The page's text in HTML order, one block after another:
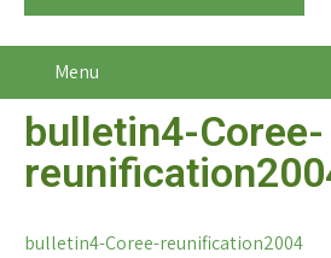
Menu
bulletin4-Coree-
bulletin4-Coree-reunification2004